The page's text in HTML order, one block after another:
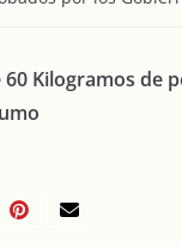
Kilogramos de